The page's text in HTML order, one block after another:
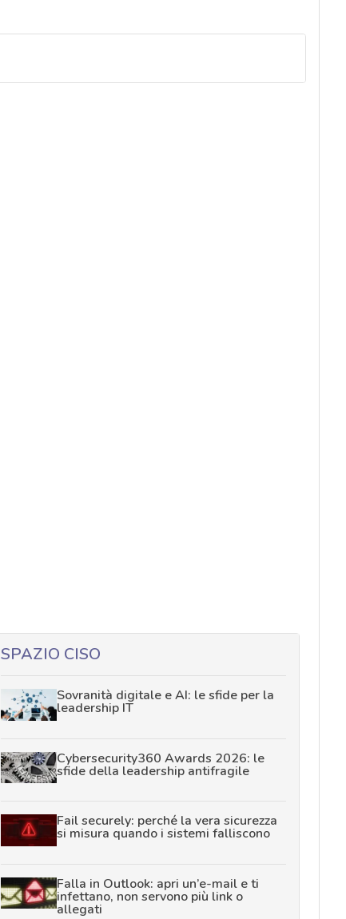
SPAZIO CISO
Sovranità digitale e AI: le sfide per la
leadership IT
Cybersecurity360 Awards 2026: le
sfide della leadership antifragile
Fail securely: perché la vera sicurezza
si misura quando i sistemi falliscono
Falla in Outlook: apri un’e-mail e ti
infettano, non servono più link o
allegati